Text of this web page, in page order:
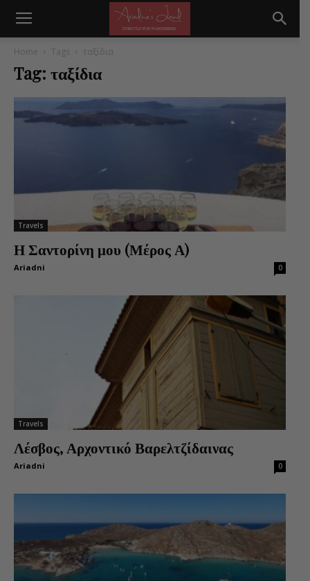
Home Tags ταξίδια
Tag: ταξίδια
Travels
Η Σαντορίνη μου (Μέρος Α)
Ariadni 0
Travels
Λέσβος, Αρχοντικό Βαρελτζίδαινας
Ariadni 0